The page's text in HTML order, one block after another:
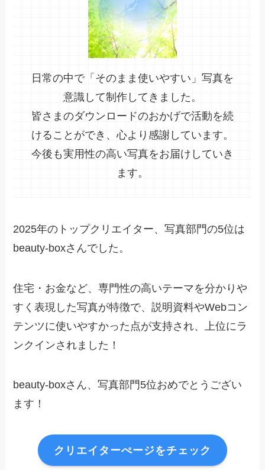
日常の中で「そのまま使いやすい」写真を
意識して制作してきました。
皆さまのダウンロードのおかげで活動を続
けることができ、心より感謝しています。
今後も実用性の高い写真をお届けしていき
ます。
2025年のトップクリエイター、写真部門の5位は
beauty-boxさんでした。
住宅・お金など、専門性の高いテーマを分かりや
すく表現した写真が特徴で、説明資料やWebコン
テンツに使いやすかった点が支持され、上位にラ
ンクインされました！
beauty-boxさん、写真部門5位おめでとうござい
ます！
クリエイターぺージをチェック